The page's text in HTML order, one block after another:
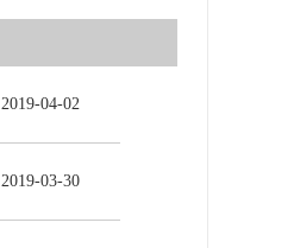
2019-04-02
2019-03-30